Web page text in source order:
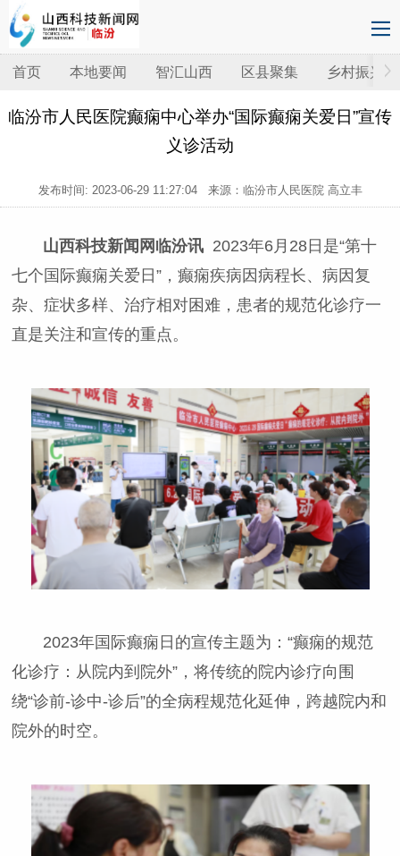
首页 本地要闻 智汇山西 区县聚集 乡村振兴
临汾市人民医院癫痫中心举办“国际癫痫关爱日”宣传
义诊活动
发布时间: 2023-06-29 11:27:04来源：临汾市人民医院 高立丰
山西科技新闻网临汾讯 2023年6月28日是“第十
七个国际癫痫关爱日”，癫痫疾病因病程长、病因复
杂、症状多样、治疗相对困难，患者的规范化诊疗一
直是关注和宣传的重点。
2023年国际癫痫日的宣传主题为：“癫痫的规范
化诊疗：从院内到院外”，将传统的院内诊疗向围
绕“诊前-诊中-诊后”的全病程规范化延伸，跨越院内和
院外的时空。